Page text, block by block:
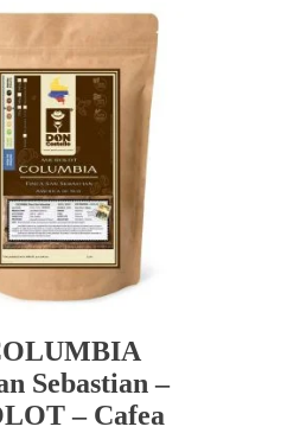
product
has
multiple
variants.
The
options
may
Sebastian –
– Cafea